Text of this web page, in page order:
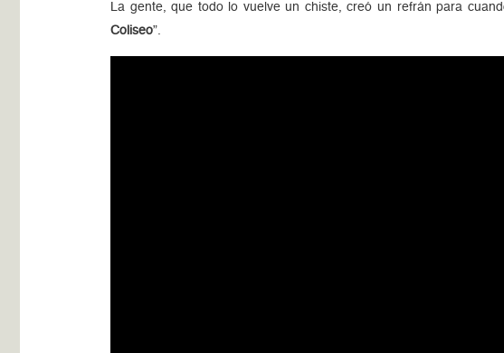
La gente, que todo lo vuelve un chiste, creó un refrán para
Coliseo”.